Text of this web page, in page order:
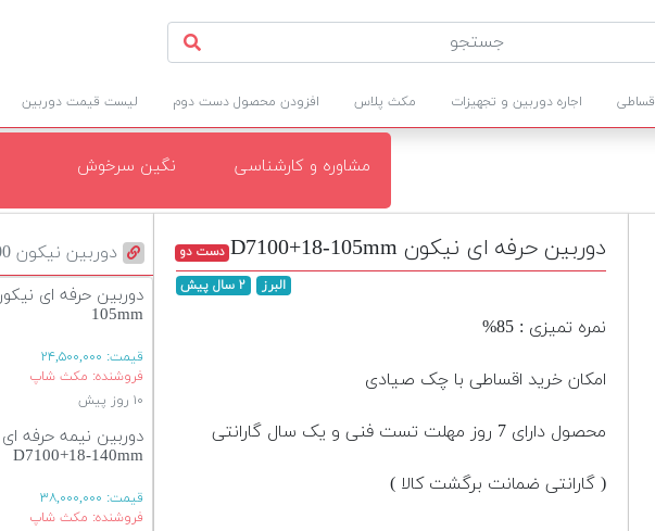
اجاره دوربین و تجهیزات مکث پلاس افزودن محصول دست دوم لیست قیمت دوربین
مشاوره و کارشناسی نگین سرخوش
دوربین نیکون D7100 بدنه دست دوم
105mm
قیمت: ۲۴,۵۰۰,۰۰۰
فروشنده: مکث شاپ
۱۰ روز پیش
D7100+18-140mm
قیمت: ۳۸,۰۰۰,۰۰۰
فروشنده: مکث شاپ
دوربین حرفه ای نیکون D7100+18-105mm
دست دو
البرز
۲ سال پیش
نمره تمیزی : 85%
امکان خرید اقساطی با چک صیادی
محصول دارای 7 روز مهلت تست فنی و یک سال گارانتی
( گارانتی ضمانت برگشت کالا )